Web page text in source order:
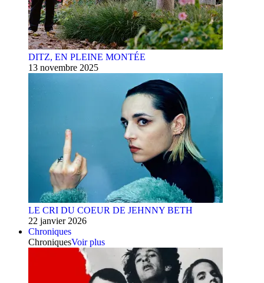
DITZ, EN PLEINE MONTÉE
13 novembre 2025
LE CRI DU COEUR DE JEHNNY BETH
22 janvier 2026
Chroniques
ChroniquesVoir plus